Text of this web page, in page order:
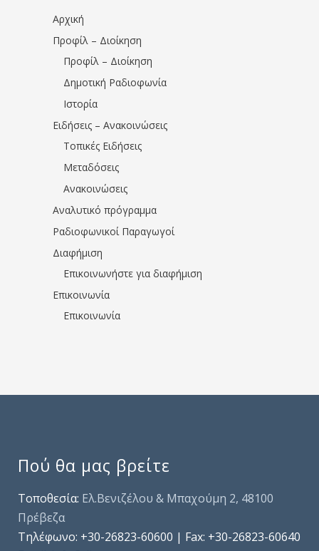
Αρχική
Προφίλ – Διοίκηση
Προφίλ – Διοίκηση
Δημοτική Ραδιοφωνία
Ιστορία
Ειδήσεις – Ανακοινώσεις
Τοπικές Ειδήσεις
Μεταδόσεις
Ανακοινώσεις
Αναλυτικό πρόγραμμα
Ραδιοφωνικοί Παραγωγοί
Διαφήμιση
Επικοινωνήστε για διαφήμιση
Επικοινωνία
Επικοινωνία
Πού θα μας βρείτε
Τοποθεσία: Ελ.Βενιζέλου & Μπαχούμη 2, 48100
Πρέβεζα
Τηλέφωνo: +30-26823-60600 | Fax: +30-26823-60640